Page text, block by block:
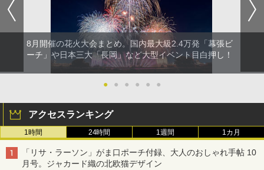
8月開催の花火大会まとめ。国内最大級2.4万発「幕張ビ
ーチ」や日本三大「長岡」など大型イベント目白押し！
● ● ● ● ● ●
アクセスランキング
1時間 24時間 1週間 1カ月
「リサ・ラーソン」がま口ポーチ付録、大人のおしゃれ手帖 10
月号。ジャカード織の北欧猫デザイン